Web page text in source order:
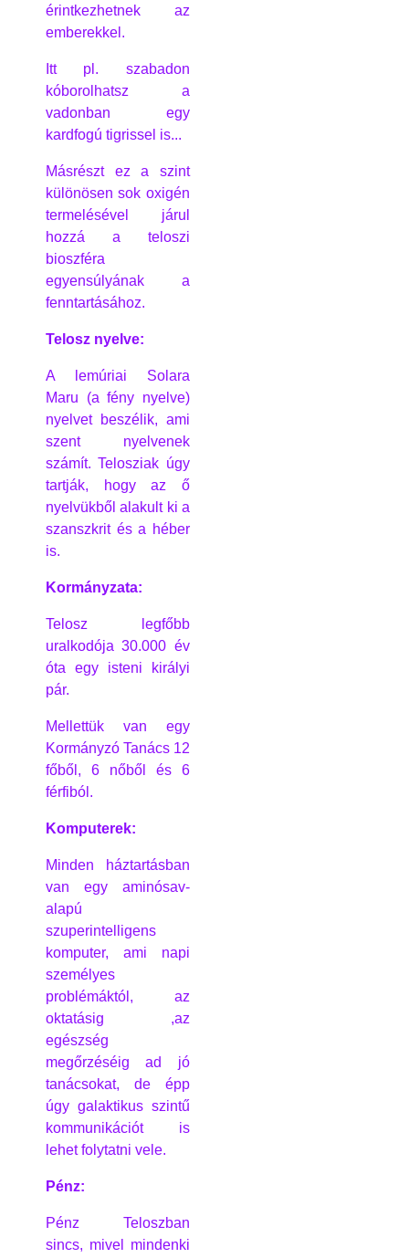
érintkezhetnek az
emberekkel.
Itt pl. szabadon
kóborolhatsz a
vadonban egy
kardfogú tigrissel is...
Másrészt ez a szint
különösen sok oxigén
termelésével járul
hozzá a teloszi
bioszféra
egyensúlyának a
fenntartásához.
Telosz nyelve:
A lemúriai Solara
Maru (a fény nyelve)
nyelvet beszélik, ami
szent nyelvenek
számít. Telosziak úgy
tartják, hogy az ő
nyelvükből alakult ki a
szanszkrit és a héber
is.
Kormányzata:
Telosz legfőbb
uralkodója 30.000 év
óta egy isteni királyi
pár.
Mellettük van egy
Kormányzó Tanács 12
főből, 6 nőből és 6
férfiból.
Komputerek:
Minden háztartásban
van egy aminósav-
alapú
szuperintelligens
komputer, ami napi
személyes
problémáktól, az
oktatásig ,az
egészség
megőrzéséig ad jó
tanácsokat, de épp
úgy galaktikus szintű
kommunikációt is
lehet folytatni vele.
Pénz:
Pénz Teloszban
sincs, mivel mindenki